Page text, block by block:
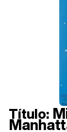
Título: